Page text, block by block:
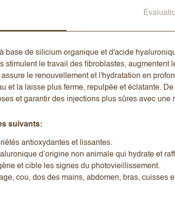
base de silicium organique et d'acide
stimulent le travail des fibroblastes,
le renouvellement et l'hydratation en
et la laisse plus ferme, repulpée et éclatante.
et garantir des injections plus sûres avec une
suivants:
antioxydantes et lissantes.
d’origine non animale qui hydrate et
et cible les signes du photovieillissement.
cou, dos des mains, abdomen, bras, cuisses